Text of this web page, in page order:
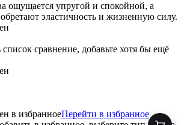
ощущается упругой и спокойной, а
эластичность и жизненную силу.
сравнение, добавьте хотя бы ещё
в избранноеПерейти в избранное